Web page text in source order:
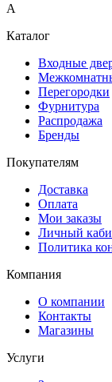
A
Каталог
Входные
Перегородки
Фурнитура
Распродажа
Бренды
Покупателям
Доставка
Оплата
Мои заказы
Личный
Политика
Компания
О компании
Контакты
Магазины
Услуги